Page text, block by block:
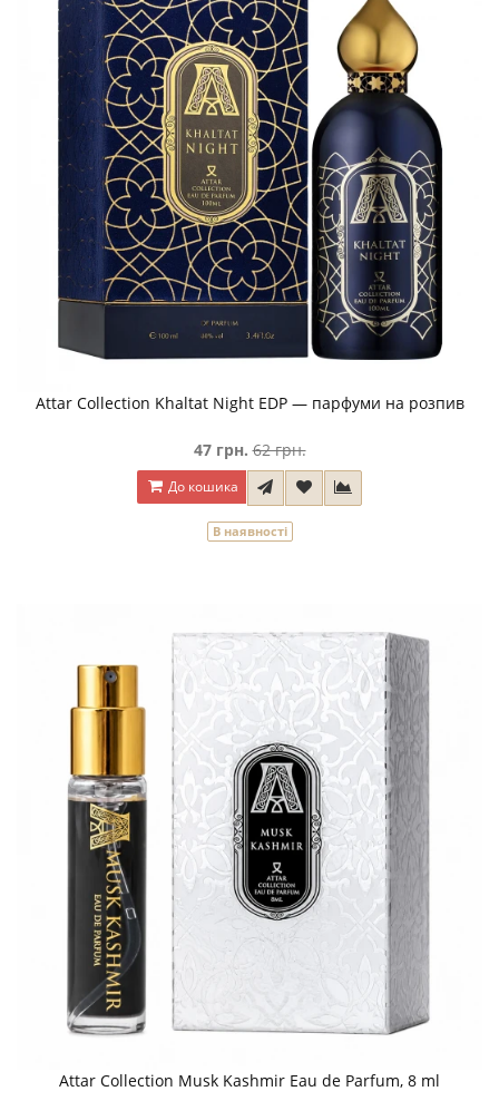
Attar Collection Khaltat Night EDP — парфуми на розпив
47 грн. 62 грн.
До кошика
В наявності
Attar Collection Musk Kashmir Eau de Parfum, 8 ml